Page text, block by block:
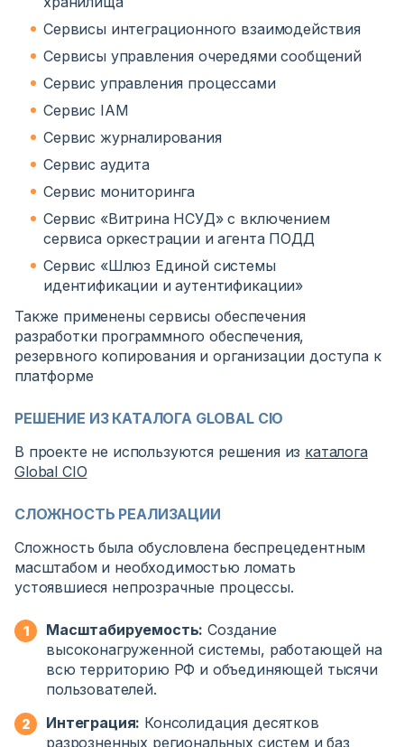
Сервисы интеграционного взаимодействия
Сервисы управления очередями сообщений
Сервис управления процессами
Сервис IAM
Сервис журналирования
Сервис аудита
Сервис мониторинга
Сервис «Витрина НСУД» с включением
сервиса оркестрации и агента ПОДД
Сервис «Шлюз Единой системы
идентификации и аутентификации»
Также применены сервисы обеспечения
разработки программного обеспечения,
резервного копирования и организации доступа к
платформе
РЕШЕНИЕ ИЗ КАТАЛОГА GLOBAL CIO
В проекте не используются решения из каталога
Global CIO
СЛОЖНОСТЬ РЕАЛИЗАЦИИ
Сложность была обусловлена беспрецедентным
масштабом и необходимостью ломать
устоявшиеся непрозрачные процессы.
Масштабируемость: Создание
высоконагруженной системы, работающей на
всю территорию РФ и объединяющей тысячи
пользователей.
Интеграция: Консолидация десятков
разрозненных региональных систем и баз